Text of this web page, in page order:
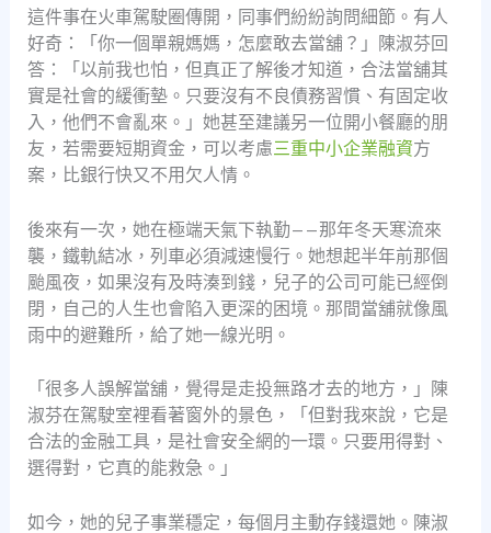
這件事在火車駕駛圈傳開，同事們紛紛詢問細節。有人
好奇：「你一個單親媽媽，怎麼敢去當舖？」陳淑芬回
答：「以前我也怕，但真正了解後才知道，合法當舖其
實是社會的緩衝墊。只要沒有不良債務習慣、有固定收
入，他們不會亂來。」她甚至建議另一位開小餐廳的朋
友，若需要短期資金，可以考慮三重中小企業融資方
案，比銀行快又不用欠人情。
後來有一次，她在極端天氣下執勤——那年冬天寒流來
襲，鐵軌結冰，列車必須減速慢行。她想起半年前那個
颱風夜，如果沒有及時湊到錢，兒子的公司可能已經倒
閉，自己的人生也會陷入更深的困境。那間當舖就像風
雨中的避難所，給了她一線光明。
「很多人誤解當舖，覺得是走投無路才去的地方，」陳
淑芬在駕駛室裡看著窗外的景色，「但對我來說，它是
合法的金融工具，是社會安全網的一環。只要用得對、
選得對，它真的能救急。」
如今，她的兒子事業穩定，每個月主動存錢還她。陳淑